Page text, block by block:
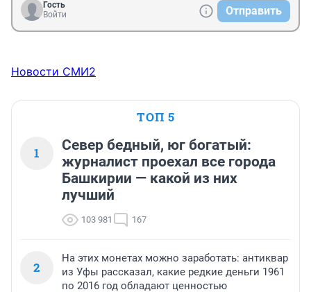
Гость
Войти
Отправить
Новости СМИ2
ТОП 5
1
Север бедный, юг богатый:
журналист проехал все города
Башкирии — какой из них
лучший
103 981 167
2
На этих монетах можно заработать: антиквар
из Уфы рассказал, какие редкие деньги 1961
по 2016 год обладают ценностью